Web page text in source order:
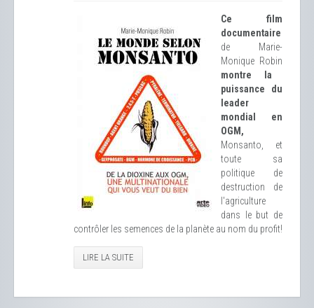
Ce film
documentaire
de Marie-
Monique Robin
montre la
puissance du
leader
mondial en
OGM,
Monsanto, et
toute sa
politique de
destruction de
l'agriculture
dans le but de
contrôler les semences de la planète au nom du profit!
LIRE LA SUITE